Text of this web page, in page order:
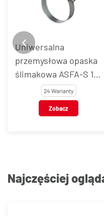
Uniwersalna
przemysłowa opaska
ślimakowa ASFA-S 12
mm, stal węglowa
24 Warianty
Zobacz
Najczęściej